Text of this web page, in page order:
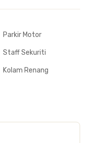
Parkir Motor
Staff Sekuriti
Kolam Renang